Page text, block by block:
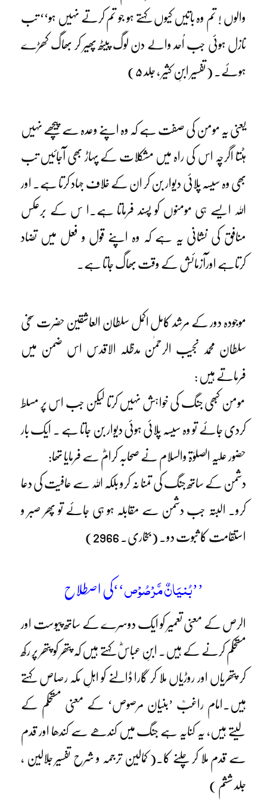
والوں ! تم وہ باتیں کیوں کہتے ہو جو تم کرتے نہیں ہو‘‘ تب
نازل ہوئی جب اُحد والے دن لوگ پیٹھ پھیر کر بھاگ کھڑے
ہوئے۔ (تفسیر ابنِ کثیر ، جلد ۵)
یعنی یہ مومن کی صفت ہے کہ وہ اپنے وعدہ سے پیچھے نہیں
ہٹتا اگرچہ اس کی راہ میں مشکلات کے پہاڑ بھی آجائیں تب
بھی وہ سیسہ پلائی دیوار بن کر ان کے خلاف جہاد کرتا ہے۔ اور
اللہ ایسے ہی مومنوں کو پسند فرماتا ہے۔ا س کے برعکس
منافق کی نشانی یہ ہے کہ وہ اپنے قول و فعل میں تضاد
کرتاہے اورآزمائش کے وقت بھاگ جاتا ہے۔
موجودہ دور کے مرشد کامل اکمل سلطان العاشقین حضرت سخی
سلطان محمد نجیب الرحمٰن مدظلہ الاقدس اس ضمن میں
فرماتے ہیں :
مومن کبھی جنگ کی خواہش نہیں کرتا لیکن جب اس پر مسلط
کردی جائے تو وہ سیسہ پلائی ہوئی دیوار بن جاتا ہے ۔ ایک بار
حضور علیہ الصلوٰۃ والسلام نے صحابہ کرامؓ سے فرمایا تھا:
دشمن کے ساتھ جنگ کی تمنا نہ کرو بلکہ اللہ سے عافیت کی دعا
کرو۔ البتہ جب دشمن سے مقابلہ ہو ہی جائے تو پھر صبر و
استقامت کا ثبوت دو۔ (بخاری۔ 2966)
’’بُنیَانٌ مَّرْصُوْص‘‘کی اصطلاح
الرص کے معنی تعمیر کو ایک دوسرے کے ساتھ پیوست اور
مستحکم کرنے کے ہیں۔ ابنِ عباسؓ کہتے ہیں کہ پتھر کو پتھر پر رکھ
کر پتھریاں اور روڑیاں ملا کر گارا ڈالنے کو اہلِ مکہ رصاص کہتے
ہیں۔امام راغبؒ ’بنیان مرصوص‘ کے معنی مستحکم کے
لیتے ہیں، یہ کنایہ ہے جنگ میں کندھے سے کندھا اور قدم
سے قدم ملا کر چلنے کا۔( کمالین ترجمہ و شرح تفسیر جلالین ،
جلد ششم )